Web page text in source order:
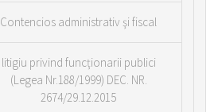
Contencios administrativ şi fiscal
litigiu privind funcţionarii publici
(Legea Nr.188/1999) DEC. NR.
2674/29.12.2015